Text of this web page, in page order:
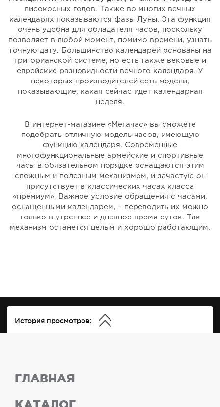
високосных годов. Также во многих вечных
календарях показываются фазы Луны. Эта функция
очень удобна для обладателя часов, поскольку
позволяет в любой момент, помимо времени, узнать
точную дату. Большинство календарей основаны на
григорианской системе, но есть также вековые и
еврейские разновидности вечного календаря. У
некоторых производителей есть модели,
показывающие, какая сейчас идет календарная
неделя.
В интернет-магазине «Мегачас» вы сможете
подобрать отличную модель часов, имеющую
функцию календаря. Современные
многофункциональные армейские и спортивные
часы в обязательном порядке оснащаются этим
сложным и полезным механизмом, и зачастую он
присутствует в классических часах класса
«премиум». Важное условие обращения с часами,
оснащенными календарем, – переводить их можно
только в утреннее и дневное время суток. Так
механизм останется целым и хорошо работающим.
История просмотров:
ГЛАВНАЯ
КАТАЛОГ